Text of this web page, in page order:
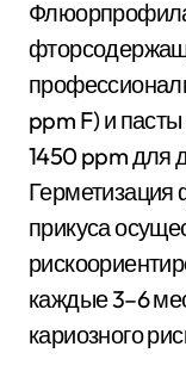
ppm F) и
1450 ppm для
Герметизация
прикуса
каждые 3–6
кариозного